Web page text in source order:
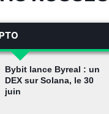
Bybit lance Byreal : un
DEX sur Solana, le 30
juin